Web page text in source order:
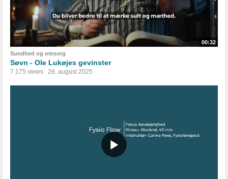
00:32
Sundhed og omsorg
Søvn - Ole Lukøjes gevinster
7.175 views 26. august 2025